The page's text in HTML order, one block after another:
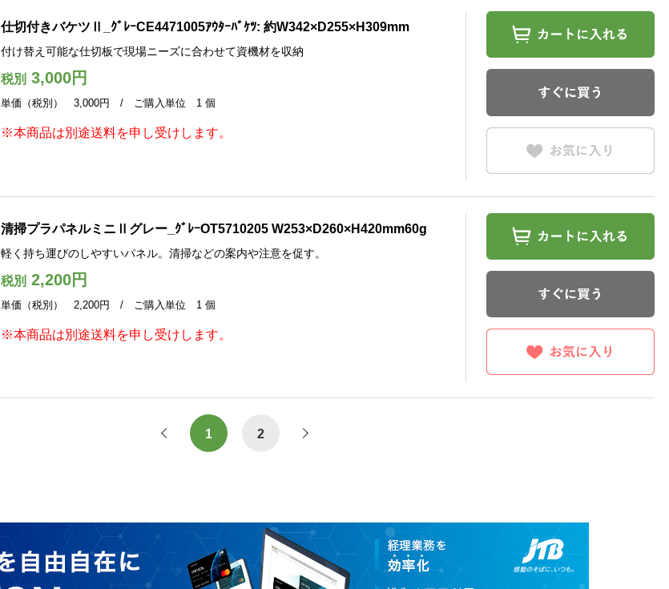
仕切付きバケツⅡ_ｸﾞﾚｰCE4471005ｱｳﾀｰﾊﾞｹﾂ: 約W342×D255×H309mm
付け替え可能な仕切板で現場ニーズに合わせて資機材を収納
税別3,000円
単価（税別） 3,000円 / ご購入単位 1 個
※本商品は別途送料を申し受けします。
清掃プラパネルミニⅡグレー_ｸﾞﾚｰOT5710205 W253×D260×H420mm60g
軽く持ち運びのしやすいパネル。清掃などの案内や注意を促す。
税別2,200円
単価（税別） 2,200円 / ご購入単位 1 個
※本商品は別途送料を申し受けします。
1 2